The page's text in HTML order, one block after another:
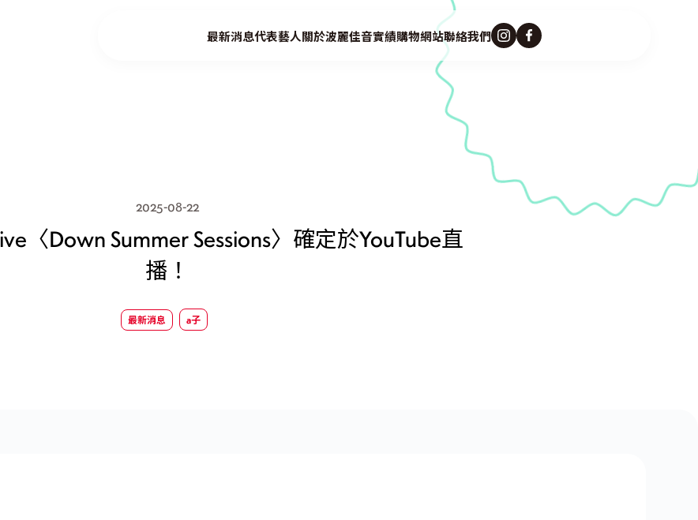
最新消息代表藝人關於波麗佳音實績購物網站聯絡我們
2025-08-22
〈Down Summer Sessions〉確定於YouTube直
播！
最新消息 a子